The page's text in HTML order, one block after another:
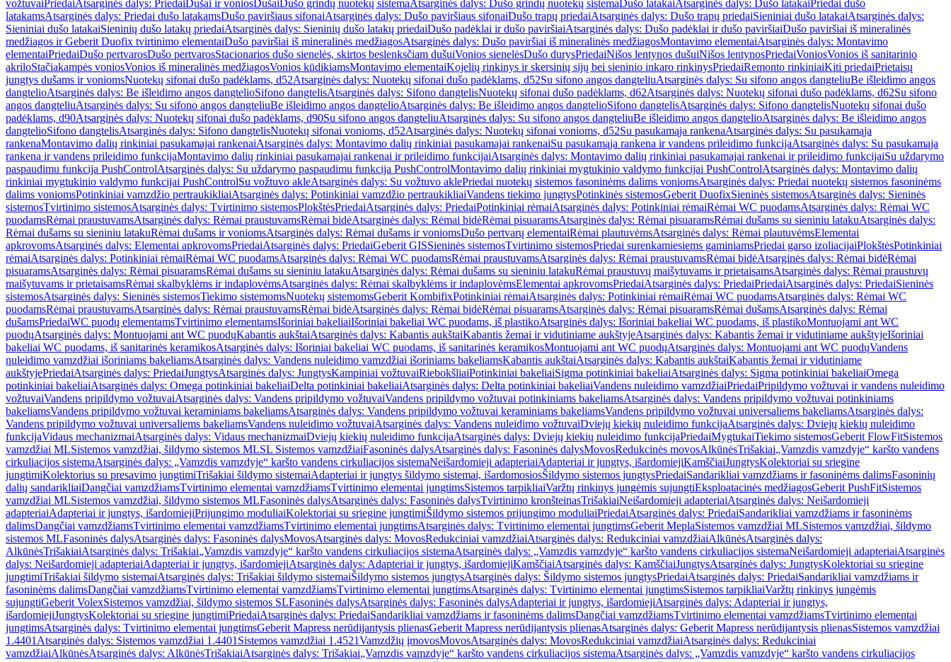
vožtuvaiPriedaiAtsarginės dalys: PriedaiDušai ir voniosDušaiDušo grindų nuotekų sistemaAtsarginės dalys: Dušo grindų nuotekų sistemaDušo latakaiAtsarginės dalys: Dušo latakaiPriedai dušo
latakamsAtsarginės dalys: Priedai dušo latakamsDušo paviršiaus sifonaiAtsarginės dalys: Dušo paviršiaus sifonaiDušo trapų priedaiAtsarginės dalys: Dušo trapų priedaiSieniniai dušo latakaiAtsarginės dalys:
Sieniniai dušo latakaiSieninių dušo latakų priedaiAtsarginės dalys: Sieninių dušo latakų priedaiDušo padėklai ir dušo paviršiaiAtsarginės dalys: Dušo padėklai ir dušo paviršiaiDušo paviršiai iš mineralinės
medžiagos ir Geberit Duofix tvirtinimo elementaiDušo paviršiai iš mineralinės medžiagosAtsarginės dalys: Dušo paviršiai iš mineralinės medžiagosMontavimo elementaiAtsarginės dalys: Montavimo
elementaiPriedaiDušo pertvarosDušo pertvarosStacionarios dušo sienelės, skirtos beslenksčiam dušuiVonios sienelėsDušo durysPriedaiNišos lentynos dušuiNišos lentynosPriedaiVoniosVonios iš sanitarinio
akriloStačiakampės voniosVonios iš mineralinės medžiagosVonios kūdikiamsMontavimo elementaiKojelių rinkinys ir skersinių sijų bei sieninio inkaro rinkinysPriedaiRemonto rinkiniaiKiti priedaiPrietaisų
jungtys dušams ir voniomsNuotekų sifonai dušo padėklams, d52Atsarginės dalys: Nuotekų sifonai dušo padėklams, d52Su sifono angos dangteliuAtsarginės dalys: Su sifono angos dangteliuBe išleidimo angos
dangtelioAtsarginės dalys: Be išleidimo angos dangtelioSifono dangtelisAtsarginės dalys: Sifono dangtelisNuotekų sifonai dušo padėklams, d62Atsarginės dalys: Nuotekų sifonai dušo padėklams, d62Su sifono
angos dangteliuAtsarginės dalys: Su sifono angos dangteliuBe išleidimo angos dangtelioAtsarginės dalys: Be išleidimo angos dangtelioSifono dangtelisAtsarginės dalys: Sifono dangtelisNuotekų sifonai dušo
padėklams, d90Atsarginės dalys: Nuotekų sifonai dušo padėklams, d90Su sifono angos dangteliuAtsarginės dalys: Su sifono angos dangteliuBe išleidimo angos dangtelioAtsarginės dalys: Be išleidimo angos
dangtelioSifono dangtelisAtsarginės dalys: Sifono dangtelisNuotekų sifonai vonioms, d52Atsarginės dalys: Nuotekų sifonai vonioms, d52Su pasukamąja rankenaAtsarginės dalys: Su pasukamąja
rankenaMontavimo dalių rinkiniai pasukamajai rankenaiAtsarginės dalys: Montavimo dalių rinkiniai pasukamajai rankenaiSu pasukamąja rankena ir vandens prileidimo funkcijaAtsarginės dalys: Su pasukamąja
rankena ir vandens prileidimo funkcijaMontavimo dalių rinkiniai pasukamajai rankenai ir prileidimo funkcijaiAtsarginės dalys: Montavimo dalių rinkiniai pasukamajai rankenai ir prileidimo funkcijaiSu uždarymo
paspaudimu funkcija PushControlAtsarginės dalys: Su uždarymo paspaudimu funkcija PushControlMontavimo dalių rinkiniai mygtukinio valdymo funkcijai PushControlAtsarginės dalys: Montavimo dalių
rinkiniai mygtukinio valdymo funkcijai PushControlSu vožtuvo akleAtsarginės dalys: Su vožtuvo aklePriedai nuotekų sistemos fasoninėms dalims voniomsAtsarginės dalys: Priedai nuotekų sistemos fasoninėms
dalims voniomsPotinkiniai vamzdžio pertraukikliaiAtsarginės dalys: Potinkiniai vamzdžio pertraukikliaiVandens tiekimo jungtysPotinkinės sistemosGeberit DuofixSieninės sistemosAtsarginės dalys: Sieninės
sistemosTvirtinimo sistemosAtsarginės dalys: Tvirtinimo sistemosPlokštėsPriedaiAtsarginės dalys: PriedaiPotinkiniai rėmaiAtsarginės dalys: Potinkiniai rėmaiRėmai WC puodamsAtsarginės dalys: Rėmai WC
puodamsRėmai praustuvamsAtsarginės dalys: Rėmai praustuvamsRėmai bidėAtsarginės dalys: Rėmai bidėRėmai pisuaramsAtsarginės dalys: Rėmai pisuaramsRėmai dušams su sieniniu latakuAtsarginės dalys:
Rėmai dušams su sieniniu latakuRėmai dušams ir voniomsAtsarginės dalys: Rėmai dušams ir voniomsDušo pertvarų elementaiRėmai plautuvėmsAtsarginės dalys: Rėmai plautuvėmsElementai
apkrovomsAtsarginės dalys: Elementai apkrovomsPriedaiAtsarginės dalys: PriedaiGeberit GISSieninės sistemosTvirtinimo sistemosPriedai surenkamiesiems gaminiamsPriedai garso izoliacijaiPlokštėsPotinkiniai
rėmaiAtsarginės dalys: Potinkiniai rėmaiRėmai WC puodamsAtsarginės dalys: Rėmai WC puodamsRėmai praustuvamsAtsarginės dalys: Rėmai praustuvamsRėmai bidėAtsarginės dalys: Rėmai bidėRėmai
pisuaramsAtsarginės dalys: Rėmai pisuaramsRėmai dušams su sieniniu latakuAtsarginės dalys: Rėmai dušams su sieniniu latakuRėmai praustuvų maišytuvams ir prietaisamsAtsarginės dalys: Rėmai praustuvų
maišytuvams ir prietaisamsRėmai skalbyklėms ir indaplovėmsAtsarginės dalys: Rėmai skalbyklėms ir indaplovėmsElementai apkrovomsPriedaiAtsarginės dalys: PriedaiPriedaiAtsarginės dalys: PriedaiSieninės
sistemosAtsarginės dalys: Sieninės sistemosTiekimo sistemomsNuotekų sistemomsGeberit KombifixPotinkiniai rėmaiAtsarginės dalys: Potinkiniai rėmaiRėmai WC puodamsAtsarginės dalys: Rėmai WC
puodamsRėmai praustuvamsAtsarginės dalys: Rėmai praustuvamsRėmai bidėAtsarginės dalys: Rėmai bidėRėmai pisuaramsAtsarginės dalys: Rėmai pisuaramsRėmai dušamsAtsarginės dalys: Rėmai
dušamsPriedaiWC puodų elementamsTvirtinimo elementamsIšoriniai bakeliaiIšoriniai bakeliai WC puodams, iš plastikoAtsarginės dalys: Išoriniai bakeliai WC puodams, iš plastikoMontuojami ant WC
puodųAtsarginės dalys: Montuojami ant WC puodųKabantis aukštaiAtsarginės dalys: Kabantis aukštaiKabantis žemai ir vidutiniame aukštyjeAtsarginės dalys: Kabantis žemai ir vidutiniame aukštyjeIšoriniai
bakeliai WC puodams, iš sanitarinės keramikosAtsarginės dalys: Išoriniai bakeliai WC puodams, iš sanitarinės keramikosMontuojami ant WC puodųAtsarginės dalys: Montuojami ant WC puodųVandens
nuleidimo vamzdžiai išoriniams bakeliamsAtsarginės dalys: Vandens nuleidimo vamzdžiai išoriniams bakeliamsKabantis aukštaiAtsarginės dalys: Kabantis aukštaiKabantis žemai ir vidutiniame
aukštyjePriedaiAtsarginės dalys: PriedaiJungtysAtsarginės dalys: JungtysKampiniai vožtuvaiRiebokšliaiPotinkiniai bakeliaiSigma potinkiniai bakeliaiAtsarginės dalys: Sigma potinkiniai bakeliaiOmega
potinkiniai bakeliaiAtsarginės dalys: Omega potinkiniai bakeliaiDelta potinkiniai bakeliaiAtsarginės dalys: Delta potinkiniai bakeliaiVandens nuleidimo vamzdžiaiPriedaiPripildymo vožtuvai ir vandens nuleidimo
vožtuvaiVandens pripildymo vožtuvaiAtsarginės dalys: Vandens pripildymo vožtuvaiVandens pripildymo vožtuvai potinkiniams bakeliamsAtsarginės dalys: Vandens pripildymo vožtuvai potinkiniams
bakeliamsVandens pripildymo vožtuvai keraminiams bakeliamsAtsarginės dalys: Vandens pripildymo vožtuvai keraminiams bakeliamsVandens pripildymo vožtuvai universaliems bakeliamsAtsarginės dalys:
Vandens pripildymo vožtuvai universaliems bakeliamsVandens nuleidimo vožtuvaiAtsarginės dalys: Vandens nuleidimo vožtuvaiDviejų kiekių nuleidimo funkcijaAtsarginės dalys: Dviejų kiekių nuleidimo
funkcijaVidaus mechanizmaiAtsarginės dalys: Vidaus mechanizmaiDviejų kiekių nuleidimo funkcijaAtsarginės dalys: Dviejų kiekių nuleidimo funkcijaPriedaiMygtukaiTiekimo sistemosGeberit FlowFitSistemos
vamzdžiai MLSistemos vamzdžiai, šildymo sistemos MLSL Sistemos vamzdžiaiFasoninės dalysAtsarginės dalys: Fasoninės dalysMovosRedukcinės movosAlkūnėsTrišakiai„Vamzdis vamzdyje“ karšto vandens
cirkuliacijos sistemaAtsarginės dalys: „Vamzdis vamzdyje“ karšto vandens cirkuliacijos sistemaNeišardomieji adapteriaiAdapteriai ir jungtys, išardomiejiKamščiaiJungtysKolektoriai su sriegine
jungtimiKolektorius su presavimo jungtimiTrišakiai šildymo sistemaiAdapteriai ir jungtys šildymo sistemai, išardomosiosŠildymo sistemos jungtysPriedaiSandarikliai vamzdžiams ir fasoninėms dalimsFasoninių
dalių sandarikliaiDangčiai vamzdžiamsTvirtinimo elementai vamzdžiamsTvirtinimo elementai jungtimsSistemos tarpikliaiVaržtų rinkinys jungėmis sujungtiEksploatacinės medžiagosGeberit PushFitSistemos
vamzdžiai MLSistemos vamzdžiai, šildymo sistemos MLFasoninės dalysAtsarginės dalys: Fasoninės dalysTvirtinimo kronšteinasTrišakiaiNeišardomieji adapteriaiAtsarginės dalys: Neišardomieji
adapteriaiAdapteriai ir jungtys, išardomiejiPrijungimo moduliaiKolektoriai su sriegine jungtimiŠildymo sistemos prijungimo moduliaiPriedaiAtsarginės dalys: PriedaiSandarikliai vamzdžiams ir fasoninėms
dalimsDangčiai vamzdžiamsTvirtinimo elementai vamzdžiamsTvirtinimo elementai jungtimsAtsarginės dalys: Tvirtinimo elementai jungtimsGeberit MeplaSistemos vamzdžiai MLSistemos vamzdžiai, šildymo
sistemos MLFasoninės dalysAtsarginės dalys: Fasoninės dalysMovosAtsarginės dalys: MovosRedukciniai vamzdžiaiAtsarginės dalys: Redukciniai vamzdžiaiAlkūnėsAtsarginės dalys:
AlkūnėsTrišakiaiAtsarginės dalys: Trišakiai„Vamzdis vamzdyje“ karšto vandens cirkuliacijos sistemaAtsarginės dalys: „Vamzdis vamzdyje“ karšto vandens cirkuliacijos sistemaNeišardomieji adapteriaiAtsarginės
dalys: Neišardomieji adapteriaiAdapteriai ir jungtys, išardomiejiAtsarginės dalys: Adapteriai ir jungtys, išardomiejiKamščiaiAtsarginės dalys: KamščiaiJungtysAtsarginės dalys: JungtysKolektoriai su sriegine
jungtimiTrišakiai šildymo sistemaiAtsarginės dalys: Trišakiai šildymo sistemaiŠildymo sistemos jungtysAtsarginės dalys: Šildymo sistemos jungtysPriedaiAtsarginės dalys: PriedaiSandarikliai vamzdžiams ir
fasoninėms dalimsDangčiai vamzdžiamsTvirtinimo elementai vamzdžiamsTvirtinimo elementai jungtimsAtsarginės dalys: Tvirtinimo elementai jungtimsSistemos tarpikliaiVaržtų rinkinys jungėmis
sujungtiGeberit VolexSistemos vamzdžiai, šildymo sistemos SLFasoninės dalysAtsarginės dalys: Fasoninės dalysAdapteriai ir jungtys, išardomiejiAtsarginės dalys: Adapteriai ir jungtys,
išardomiejiJungtysKolektoriai su sriegine jungtimiPriedaiAtsarginės dalys: PriedaiSandarikliai vamzdžiams ir fasoninėms dalimsDangčiai vamzdžiamsTvirtinimo elementai vamzdžiamsTvirtinimo elementai
jungtimsAtsarginės dalys: Tvirtinimo elementai jungtimsGeberit Mapress nerūdijantysis plienasGeberit Mapress nerūdijantysis plienasAtsarginės dalys: Geberit Mapress nerūdijantysis plienasSistemos vamzdžiai
1.4401 Atsarginės dalys: Sistemos vamzdžiai 1.4401 Sistemos vamzdžiai 1.4521Vamzdžių įmovosMovosAtsarginės dalys: MovosRedukciniai vamzdžiaiAtsarginės dalys: Redukciniai
vamzdžiaiAlkūnėsAtsarginės dalys: AlkūnėsTrišakiaiAtsarginės dalys: Trišakiai„Vamzdis vamzdyje“ karšto vandens cirkuliacijos sistemaAtsarginės dalys: „Vamzdis vamzdyje“ karšto vandens cirkuliacijos